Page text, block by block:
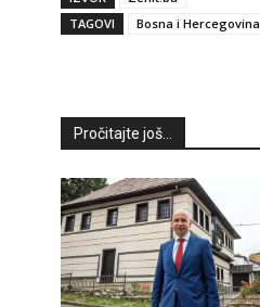
TAGOVI
Bosna i Hercegovina
Pročitajte još...